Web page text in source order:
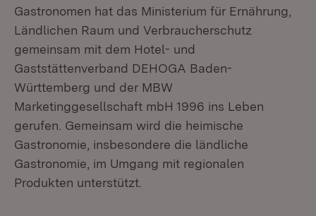
Gastronomen hat das Ministerium für Ernährung,
Ländlichen Raum und Verbraucherschutz
gemeinsam mit dem Hotel- und
Gaststättenverband DEHOGA Baden-
Württemberg und der MBW
Marketinggesellschaft mbH 1996 ins Leben
gerufen. Gemeinsam wird die heimische
Gastronomie, insbesondere die ländliche
Gastronomie, im Umgang mit regionalen
Produkten unterstützt.